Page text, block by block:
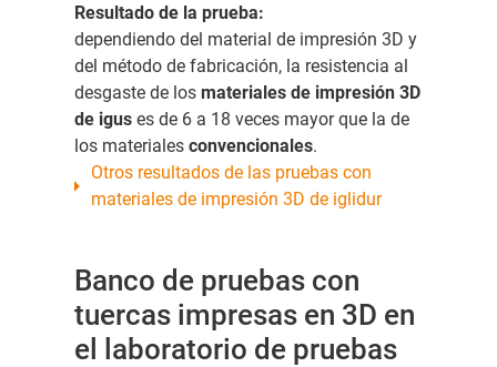
Resultado de la prueba:
dependiendo del material de impresión 3D y
del método de fabricación, la resistencia al
desgaste de los materiales de impresión 3D
de iguses de 6 a 18 veces mayor que la de
los materiales convencionales.
Otros resultados de las pruebas con
materiales de impresión 3D de iglidur
Banco de pruebas con
tuercas impresas en 3D en
el laboratorio de pruebas